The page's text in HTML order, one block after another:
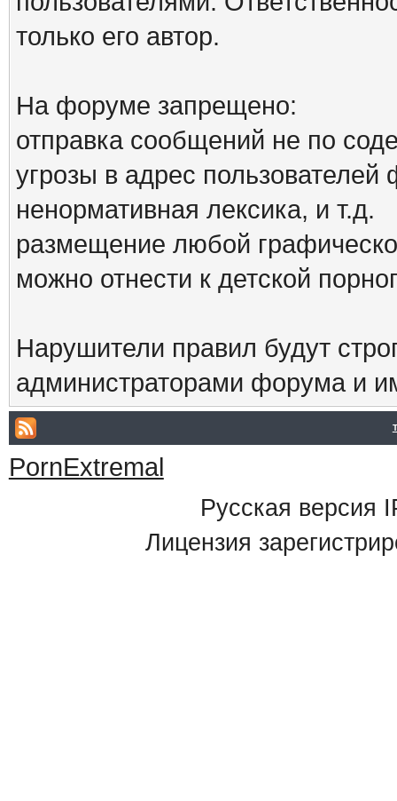
только его автор.
На форуме запрещено:
отправка сообщений не по
угрозы в адрес
ненормативная лексика, и т.д.
размещение любой
можно отнести к детской
Нарушители правил будут
администраторами форума и
PornExtremal
Русская версия
Лицензия